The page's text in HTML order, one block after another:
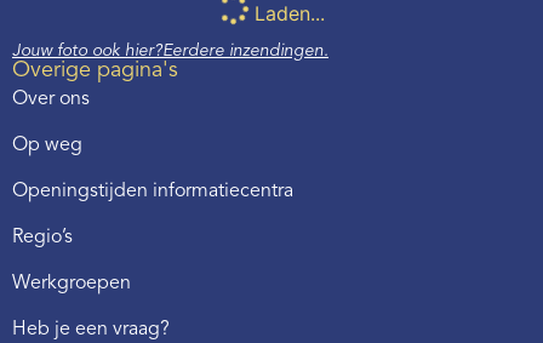
Laden...
Jouw foto ook hier?Eerdere inzendingen.
Overige pagina's
Over ons
Op weg
Openingstijden informatiecentra
Regio’s
Werkgroepen
Heb je een vraag?